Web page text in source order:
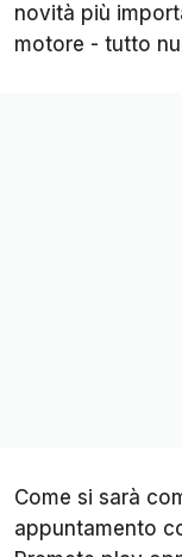
novità più
motore - tutto
Come si sarà
appuntamento